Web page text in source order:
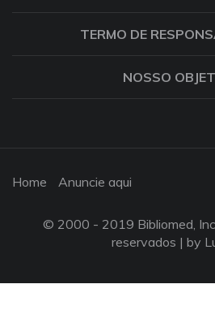
TERMO DE
NOSSO
Home Anuncie aqui
© 2000 - 2019 Bibliomed,
reservados | by